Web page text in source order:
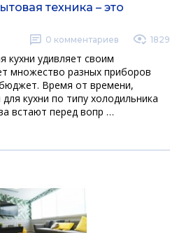
техника – это
0 комментариев 1829
кухни удивляет своим
множество разных приборов
Время от времени,
кухни по типу холодильника
встают перед вопр …